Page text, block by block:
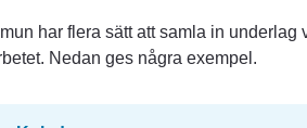
har flera sätt att samla in
Nedan ges några exempel.